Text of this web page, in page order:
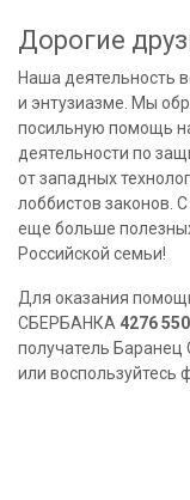
Дорогие
Наша деятельность
и энтузиазме. Мы
посильную помощь
деятельности по
от западных
лоббистов
еще больше
Российской семьи!
Для оказания
СБЕРБАНКА 4276
получатель Баранец
или воспользуйтесь